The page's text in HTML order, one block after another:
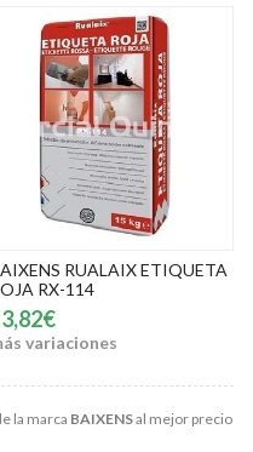
la marca BAIXENSal mejor precio
RUALAIX ETIQUETA
RX-114
variaciones